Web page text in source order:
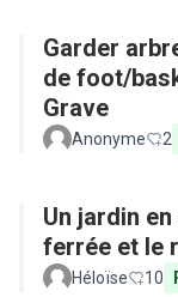
Garder
de foot/
Grave
Anonyme 2
Un jardin
ferrée et le
Héloïse 10